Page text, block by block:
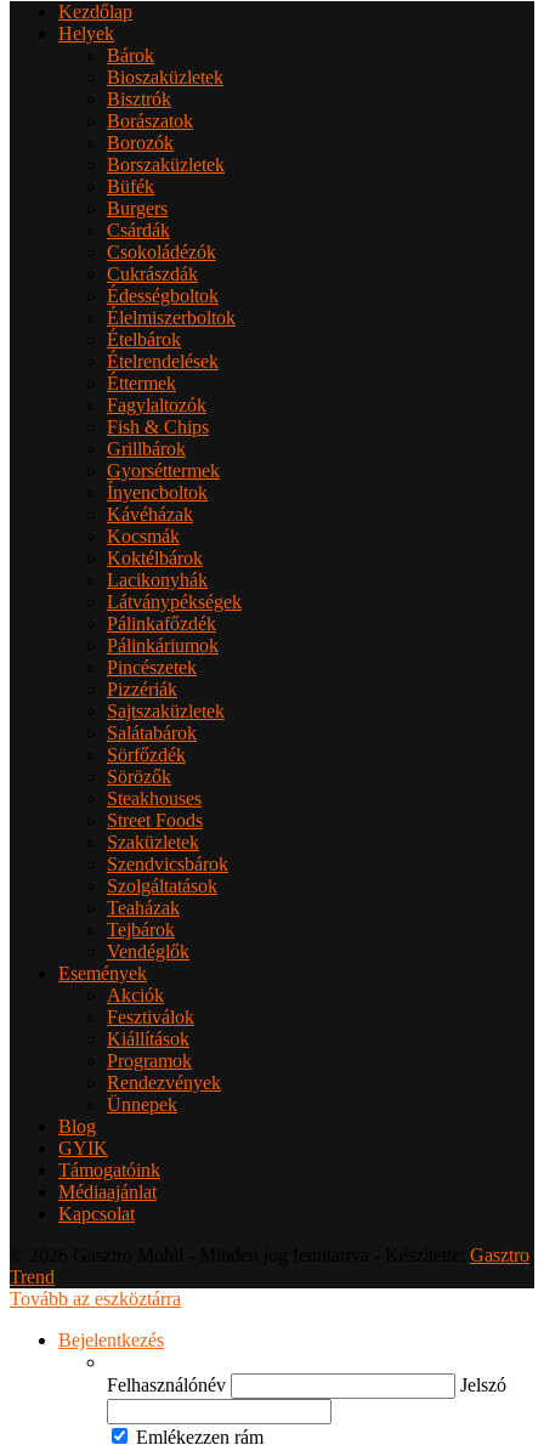
Kezdőlap
Helyek
Bárok
Bioszaküzletek
Bisztrók
Borászatok
Borozók
Borszaküzletek
Büfék
Burgers
Csárdák
Csokoládézók
Cukrászdák
Édességboltok
Élelmiszerboltok
Ételbárok
Ételrendelések
Éttermek
Fagylaltozók
Fish & Chips
Grillbárok
Gyorséttermek
Ínyencboltok
Kávéházak
Kocsmák
Koktélbárok
Lacikonyhák
Látványpékségek
Pálinkafőzdék
Pálinkáriumok
Pincészetek
Pizzériák
Sajtszaküzletek
Salátabárok
Sörfőzdék
Sörözők
Steakhouses
Street Foods
Szaküzletek
Szendvicsbárok
Szolgáltatások
Teaházak
Tejbárok
Vendéglők
Események
Akciók
Fesztiválok
Kiállítások
Programok
Rendezvények
Ünnepek
Blog
GYIK
Támogatóink
Médiaajánlat
Kapcsolat
Gasztro
Trend
Tovább az eszköztárra
Bejelentkezés
Felhasználónév Jelszó
Emlékezzen rám